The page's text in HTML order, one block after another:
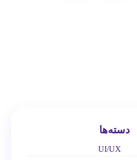
دسته‌ها
UI/UX